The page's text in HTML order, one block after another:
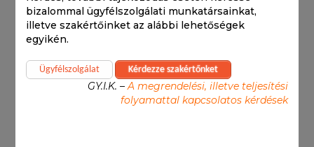
Árajánlatkérés
bizalommal ügyfélszolgálati munkatársainkat,
illetve szakértőinket az alábbi lehetőségek
egyikén.
Ügyfélszolgálat Kérdezze szakértőnket
GY.I.K. –A megrendelési, illetve teljesítési
folyamattal kapcsolatos kérdések